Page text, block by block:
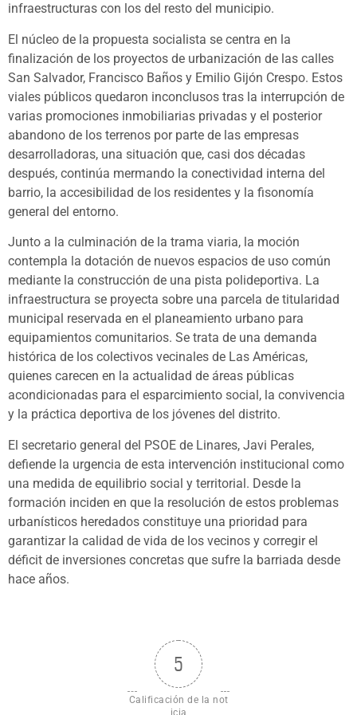
infraestructuras con los del resto del municipio.
El núcleo de la propuesta socialista se centra en la
finalización de los proyectos de urbanización de las calles
San Salvador, Francisco Baños y Emilio Gijón Crespo. Estos
viales públicos quedaron inconclusos tras la interrupción de
varias promociones inmobiliarias privadas y el posterior
abandono de los terrenos por parte de las empresas
desarrolladoras, una situación que, casi dos décadas
después, continúa mermando la conectividad interna del
barrio, la accesibilidad de los residentes y la fisonomía
general del entorno.
Junto a la culminación de la trama viaria, la moción
contempla la dotación de nuevos espacios de uso común
mediante la construcción de una pista polideportiva. La
infraestructura se proyecta sobre una parcela de titularidad
municipal reservada en el planeamiento urbano para
equipamientos comunitarios. Se trata de una demanda
histórica de los colectivos vecinales de Las Américas,
quienes carecen en la actualidad de áreas públicas
acondicionadas para el esparcimiento social, la convivencia
y la práctica deportiva de los jóvenes del distrito.
El secretario general del PSOE de Linares, Javi Perales,
defiende la urgencia de esta intervención institucional como
una medida de equilibrio social y territorial. Desde la
formación inciden en que la resolución de estos problemas
urbanísticos heredados constituye una prioridad para
garantizar la calidad de vida de los vecinos y corregir el
déficit de inversiones concretas que sufre la barriada desde
hace años.
5
Calificación de la not
icia